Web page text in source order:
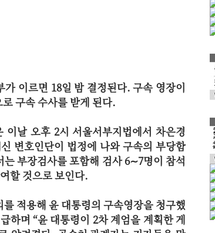
이르면 18일 밤 결정된다. 구속 영장이
구속 수사를 받게 된다.
날 오후 2시 서울서부지법에서 차은경
변호인단이 법정에 나와 구속의 부당함
부장검사를 포함해 검사 6∼7명이 참석
할 것으로 보인다.
적용해 윤 대통령의 구속영장을 청구했
하며 “윤 대통령이 2차 계엄을 계획한 게